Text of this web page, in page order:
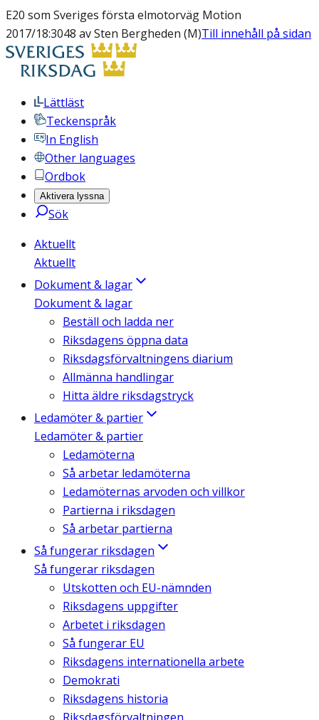
E20 som Sveriges första elmotorväg Motion
2017/18:3048 av Sten Bergheden (M)Till innehåll på sidan
Lättläst
Teckenspråk
In English
Other languages
Ordbok
Aktivera lyssna
Sök
Aktuellt
Aktuellt
Dokument & lagar
Dokument & lagar
Beställ och ladda ner
Riksdagens öppna data
Riksdagsförvaltningens diarium
Allmänna handlingar
Hitta äldre riksdagstryck
Ledamöter & partier
Ledamöter & partier
Ledamöterna
Så arbetar ledamöterna
Ledamöternas arvoden och villkor
Partierna i riksdagen
Så arbetar partierna
Så fungerar riksdagen
Så fungerar riksdagen
Utskotten och EU-nämnden
Riksdagens uppgifter
Arbetet i riksdagen
Så fungerar EU
Riksdagens internationella arbete
Demokrati
Riksdagens historia